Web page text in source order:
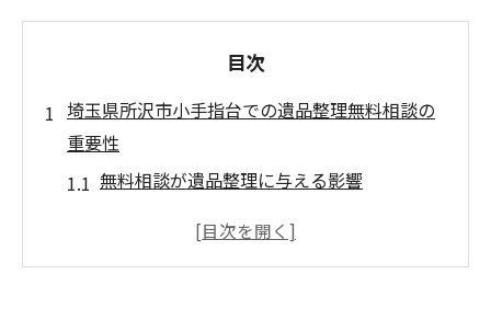
目次
埼玉県所沢市小手指台での遺品整理無料相談の
重要性
無料相談が遺品整理に与える影響
遺品整理をスムーズに進めるための無料相